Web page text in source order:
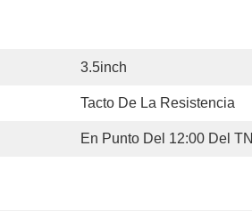
3.5inch
Tacto De La Resistencia
En Punto Del 12:00 Del TN